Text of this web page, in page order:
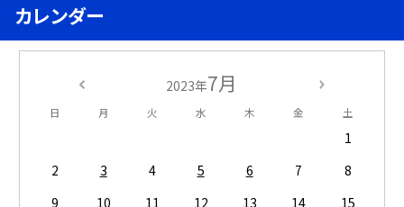
カレンダー
2023年7月
日 月 火 水 木 金 土
1
2
3 4 5 6 7
8
9
10 11 12 13 14
15